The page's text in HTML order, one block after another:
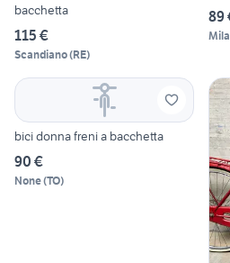
bacchetta
115 €
Scandiano(RE)
89
bici donna freni a bacchetta
90 €
None(TO)